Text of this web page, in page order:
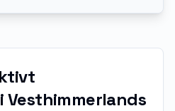
Vesthimmerlands